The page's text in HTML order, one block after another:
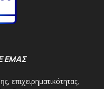
ΕΜΑΣ
επιχειρηματικότητας,